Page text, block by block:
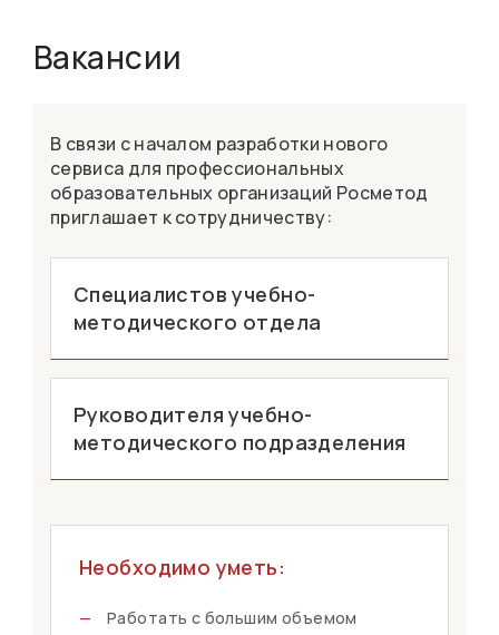
Вакансии
В связи с началом разработки нового
сервиса для профессиональных
образовательных организаций Росметод
приглашает к сотрудничеству:
Специалистов учебно-
методического отдела
Руководителя учебно-
методического подразделения
Необходимо уметь:
—
Работать с большим объемом